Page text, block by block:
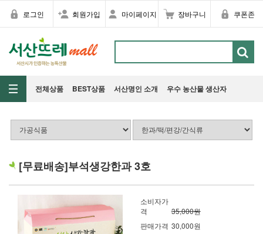
로그인 회원가입 마이페이지 장바구니 쿠폰존
전체상품 BEST상품 서산명인 소개 우수 농산물 생산자
[무료배송]부석생강한과 3호
소비자가
격
35,000원
판매가격 30,000원